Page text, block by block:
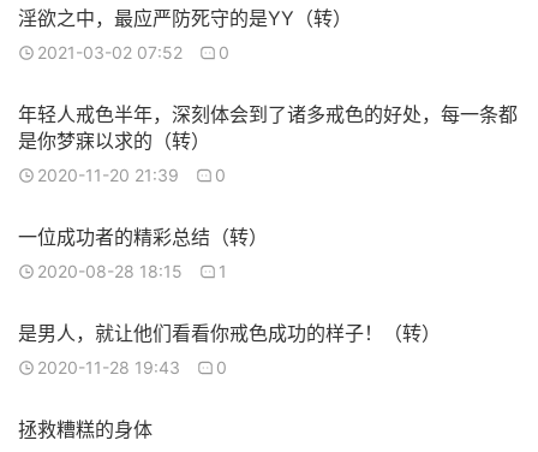
淫欲之中，最应严防死守的是YY（转）
2021-03-02 07:52 0
年轻人戒色半年，深刻体会到了诸多戒色的好处，每一条都
是你梦寐以求的（转）
2020-11-20 21:39 0
一位成功者的精彩总结（转）
2020-08-28 18:15 1
是男人，就让他们看看你戒色成功的样子！（转）
2020-11-28 19:43 0
拯救糟糕的身体